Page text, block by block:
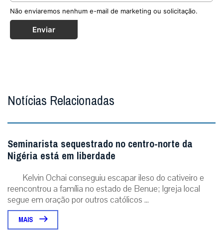
Não enviaremos nenhum e-mail de marketing ou solicitação.
Enviar
Notícias Relacionadas
Seminarista sequestrado no centro-norte da
Nigéria está em liberdade
Kelvin Ochai conseguiu escapar ileso do cativeiro e
reencontrou a família no estado de Benue; Igreja local
segue em oração por outros católicos ...
MAIS